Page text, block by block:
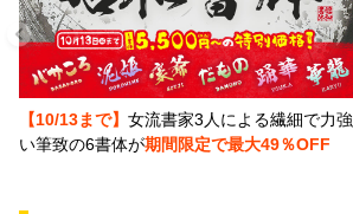
【10/13まで】 女流書家3人による繊細で力強
い筆致の6書体が期間限定で最大49％OFF